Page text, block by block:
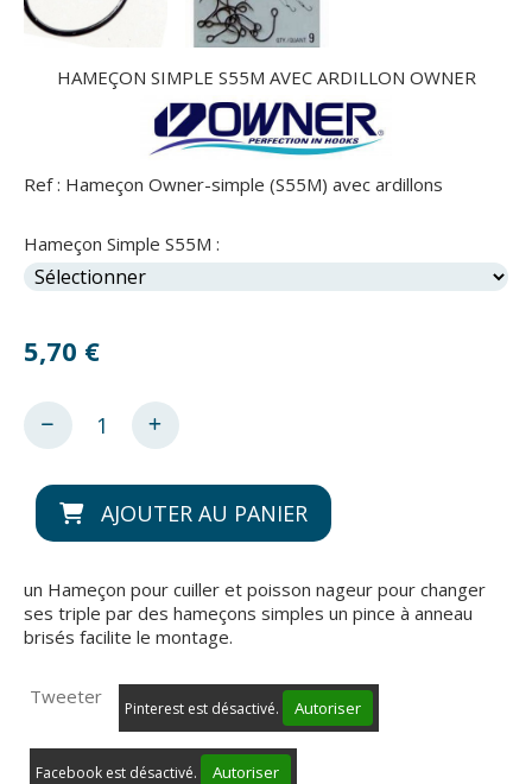
HAMEÇON SIMPLE S55M AVEC ARDILLON OWNER
Ref : Hameçon Owner-simple (S55M) avec ardillons
Hameçon Simple S55M :
5,70 €
AJOUTER AU PANIER
un Hameçon pour cuiller et poisson nageur pour changer
ses triple par des hameçons simples un pince à anneau
brisés facilite le montage.
Tweeter
Pinterest est désactivé. Autoriser
Facebook est désactivé. Autoriser